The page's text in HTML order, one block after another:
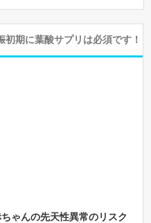
初期に葉酸サプリは必須です！
ゃんの先天性異常のリスク